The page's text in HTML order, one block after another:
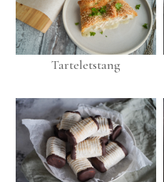
Tarteletstang